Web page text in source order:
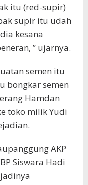
itu (red-supir)
supir itu udah
kesana
” ujarnya.
semen itu
bongkar semen
Hamdan
toko milik Yudi
AKP
Siswara Hadi